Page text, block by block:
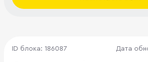
ID блока: 186087 Дата